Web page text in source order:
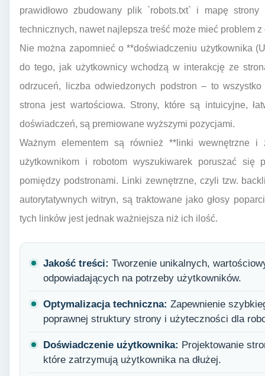
prawidłowo zbudowany plik `robots.txt` i mapę
technicznych, nawet najlepsza treść może mieć problem
Nie można zapomnieć o **doświadczeniu użytkownika
do tego, jak użytkownicy wchodzą w interakcję ze
odrzuceń, liczba odwiedzonych podstron – to
strona jest wartościowa. Strony, które są intuicyjne,
doświadczeń, są premiowane wyższymi pozycjami.
Ważnym elementem są również **linki wewnętrzne i
użytkownikom i robotom wyszukiwarek poruszać się
pomiędzy podstronami. Linki zewnętrzne, czyli tzw.
autorytatywnych witryn, są traktowane jako głosy
tych linków jest jednak ważniejsza niż ich ilość.
Jakość treści: Tworzenie unikalnych,
odpowiadających na potrzeby użytkowników.
Optymalizacja techniczna: Zapewnienie
poprawnej struktury strony i użyteczności dla
Doświadczenie użytkownika: Projektowanie
które zatrzymują użytkownika na dłużej.